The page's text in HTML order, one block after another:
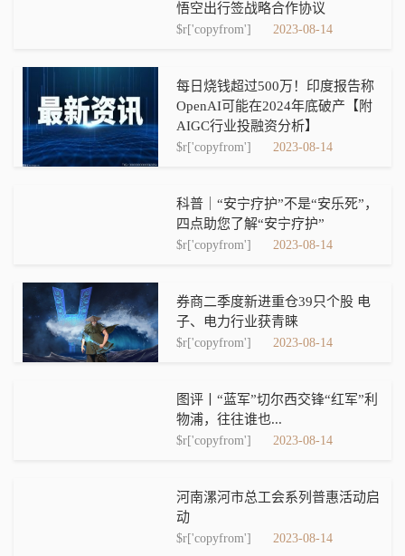
悟空出行签战略合作协议
$r['copyfrom'] 2023-08-14
每日烧钱超过500万！印度报告称
OpenAI可能在2024年底破产【附
AIGC行业投融资分析】
$r['copyfrom'] 2023-08-14
科普｜“安宁疗护”不是“安乐死”，
四点助您了解“安宁疗护”
$r['copyfrom'] 2023-08-14
券商二季度新进重仓39只个股 电
子、电力行业获青睐
$r['copyfrom'] 2023-08-14
图评丨“蓝军”切尔西交锋“红军”利
物浦，往往谁也...
$r['copyfrom'] 2023-08-14
河南漯河市总工会系列普惠活动启
动
$r['copyfrom'] 2023-08-14